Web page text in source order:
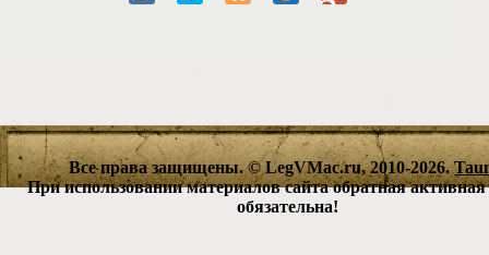
Все права защищены. © LegVMac.ru, 2010-2026.
При использовании материалов сайта обратная
обязательна!